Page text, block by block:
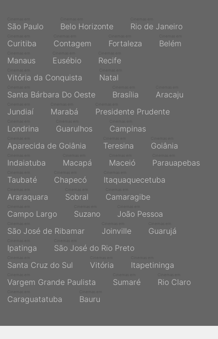
São Paulo Belo Horizonte Rio de Janeiro
Curitiba Contagem Fortaleza Belém
Manaus Eusébio Recife
Vitória da Conquista Natal
Santa Bárbara Do Oeste Brasília Aracaju
Jundiaí Marabá Presidente Prudente
Londrina Guarulhos Campinas
Aparecida de Goiânia Teresina Goiânia
Indaiatuba Macapá Maceió Parauapebas
Taubaté Chapecó Itaquaquecetuba
Araraquara Sobral Camaragibe
Campo Largo Suzano João Pessoa
São José de Ribamar Joinville Guarujá
Ipatinga São José do Rio Preto
Santa Cruz do Sul Vitória Itapetininga
Vargem Grande Paulista Sumaré Rio Claro
Caraguatatuba Bauru